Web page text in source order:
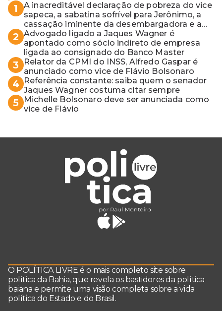
1
A inacreditável declaração de pobreza do vice
sapeca, a sabatina sofrível para Jerônimo, a
cassação iminente da desembargadora e a
vaga do Quinto para o MP baiano
2 Advogado ligado a Jaques Wagner é
apontado como sócio indireto de empresa
ligada ao consignado do Banco Master
3
Relator da CPMI do INSS, Alfredo Gaspar é
anunciado como vice de Flávio Bolsonaro
4
Referência constante: saiba quem o senador
Jaques Wagner costuma citar sempre
5
Michelle Bolsonaro deve ser anunciada como
vice de Flávio
O POLÍTICA LIVRE é o mais completo site sobre
política da Bahia, que revela os bastidores da política
baiana e permite uma visão completa sobre a vida
política do Estado e do Brasil.